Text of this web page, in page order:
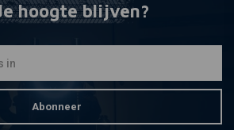
hoogte blijven?
Abonneer